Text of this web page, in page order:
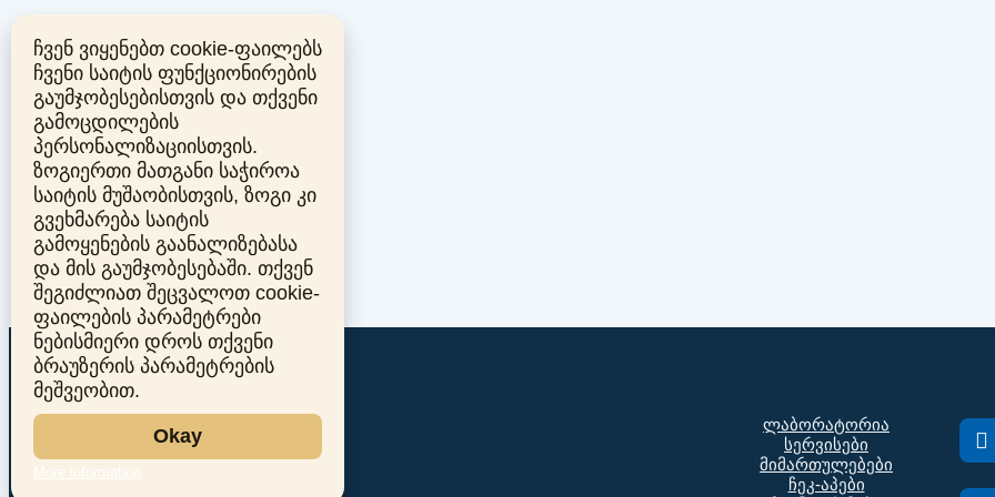
ლაბორატორია
სერვისები
მიმართულებები
ჩეკ-აპები
ჩვენ ვიყენებთ cookie-ფაილებს
ჩვენი საიტის ფუნქციონირების
გაუმჯობესებისთვის და თქვენი
გამოცდილების
პერსონალიზაციისთვის.
ზოგიერთი მათგანი საჭიროა
საიტის მუშაობისთვის, ზოგი კი
გვეხმარება საიტის
გამოყენების გაანალიზებასა
და მის გაუმჯობესებაში. თქვენ
შეგიძლიათ შეცვალოთ cookie-
ფაილების პარამეტრები
ნებისმიერი დროს თქვენი
ბრაუზერის პარამეტრების
მეშვეობით.
Okay
More information